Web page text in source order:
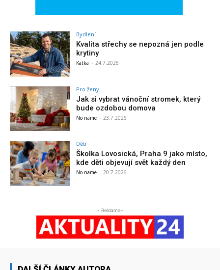
Bydlení
Kvalita střechy se nepozná jen podle
krytiny
Katka - 24.7.2026
Pro ženy
Jak si vybrat vánoční stromek, který
bude ozdobou domova
No name - 23.7.2026
Děti
Školka Lovosická, Praha 9 jako místo,
kde děti objevují svět každý den
No name - 20.7.2026
- Reklama-